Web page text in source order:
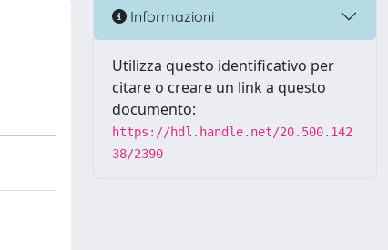
Informazioni
Utilizza questo identificativo per
citare o creare un link a questo
documento:
https://hdl.handle.net/20.500.142
38/2390